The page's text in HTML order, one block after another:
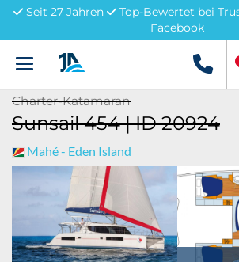
Seit 27 Jahren
Top-Bewertet bei
Facebook
Menü +49
Charter-Katamaran
Sunsail 454 | ID 20924
Mahé - Eden Island